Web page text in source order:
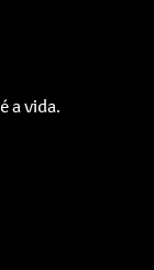
a vida.